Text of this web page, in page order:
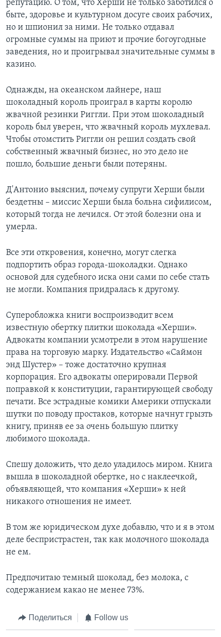
репутацию. О том, что Херши не только заботился о
быте, здоровье и культурном досуге своих рабочих,
но и шпионил за ними. Не только отдавал
огромные суммы на приют и прочие богоугодные
заведения, но и проигрывал значительные суммы в
казино.
Однажды, на океанском лайнере, наш
шоколадный король проиграл в карты королю
жвачной резинки Риггли. При этом шоколадный
король был уверен, что жвачный король мухлевал.
Чтобы отомстить Риггли он решил создать свой
собственный жвачный бизнес, но это дело не
пошло, большие деньги были потеряны.
Д'Антонио выяснил, почему супруги Херши были
бездетны – миссис Херши была больна сифилисом,
который тогда не лечился. От этой болезни она и
умерла.
Все эти откровения, конечно, могут слегка
подпортить образ города-шоколадки. Однако
основой для судебного иска они сами по себе стать
не могли. Компания придралась к другому.
Суперобложка книги воспроизводит всем
известную обертку плитки шоколада «Херши».
Адвокаты компании усмотрели в этом нарушение
права на торговую марку. Издательство «Саймон
энд Шустер» – тоже достаточно крупная
корпорация. Его адвокаты оперировали Первой
поправкой к конституции, гарантирующей свободу
печати. Все эстрадные комики Америки отпускали
шутки по поводу простаков, которые начнут грызть
книгу, приняв ее за очень большую плитку
любимого шоколада.
Спешу доложить, что дело уладилось миром. Книга
вышла в шоколадной обертке, но с наклеечкой,
объявляющей, что компания «Херши» к ней
никакого отношения не имеет.
В том же юридическом духе добавлю, что и я в этом
деле беспристрастен, так как молочного шоколада
не ем.
Предпочитаю темный шоколад, без молока, с
содержанием какао не менее 73%.
Поделиться Follow us